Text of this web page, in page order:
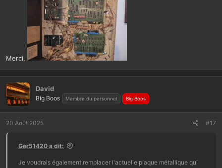
Merci.
David
Big Boos Membre du personnel Big Boos
20 Août 2025 #17
Ger51420 a dit:
Je voudrais également remplacer l'actuelle plaque métallique qui